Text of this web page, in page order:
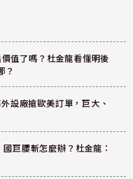
值了嗎？杜金龍看懂明後
？
設廠搶歐美訂單，巨大、
巨腰斬怎麼辦？杜金龍：